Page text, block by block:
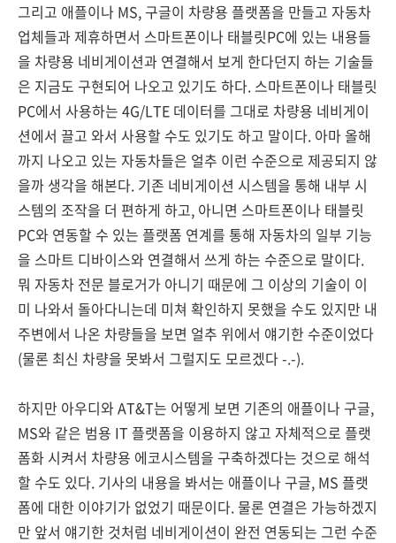
그리고 애플이나 MS, 구글이 차량용 플랫폼을 만들고 자동차
업체들과 제휴하면서 스마트폰이나 태블릿PC에 있는 내용들
을 차량용 네비게이션과 연결해서 보게 한다던지 하는 기술들
은 지금도 구현되어 나오고 있기도 하다. 스마트폰이나 태블릿
PC에서 사용하는 4G/LTE 데이터를 그대로 차량용 네비게이
션에서 끌고 와서 사용할 수도 있기도 하고 말이다. 아마 올해
까지 나오고 있는 자동차들은 얼추 이런 수준으로 제공되지 않
을까 생각을 해본다. 기존 네비게이션 시스템을 통해 내부 시
스템의 조작을 더 편하게 하고, 아니면 스마트폰이나 태블릿
PC와 연동할 수 있는 플랫폼 연계를 통해 자동차의 일부 기능
을 스마트 디바이스와 연결해서 쓰게 하는 수준으로 말이다.
뭐 자동차 전문 블로거가 아니기 때문에 그 이상의 기술이 이
미 나와서 돌아다니는데 미쳐 확인하지 못했을 수도 있지만 내
주변에서 나온 차량들을 보면 얼추 위에서 얘기한 수준이었다
(물론 최신 차량을 못봐서 그럴지도 모르겠다 -.-).
하지만 아우디와 AT&T는 어떻게 보면 기존의 애플이나 구글,
MS와 같은 범용 IT 플랫폼을 이용하지 않고 자체적으로 플랫
폼화 시켜서 차량용 에코시스템을 구축하겠다는 것으로 해석
할 수도 있다. 기사의 내용을 봐서는 애플이나 구글, MS 플랫
폼에 대한 이야기가 없었기 때문이다. 물론 연결은 가능하겠지
만 앞서 얘기한 것처럼 네비게이션이 완전 연동되는 그런 수준